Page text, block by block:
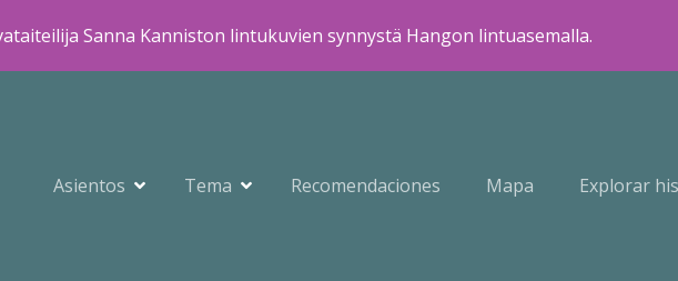
Sanna Kanniston lintukuvien synnystä Hangon lintuasemalla.
Asientos Tema Recomendaciones Mapa Explorar